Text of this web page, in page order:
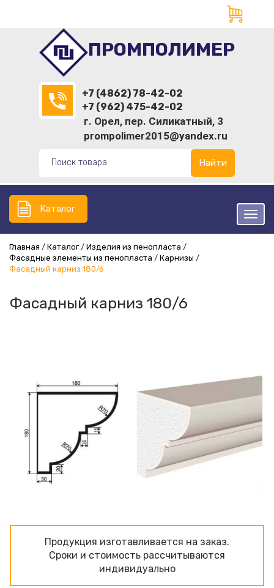
ПРОМПОЛИМЕР
+7 (4862) 78-42-02
+7 (962) 475-42-02
г. Орел, пер. Силикатный, 3
prompolimer2015@yandex.ru
Найти
Каталог
Главная Каталог
Изделия из пенопласта
Фасадные элементы из пенопласта
Карнизы
Фасадный карниз 180/6
Фасадный карниз 180/6
Продукция изготавливаeтся на заказ.
Сроки и стоимость рассчитываются
индивидуально